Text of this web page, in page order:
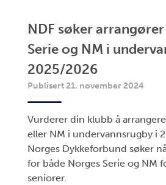
NDF søker
Serie og NM i
2025/2026
Publisert 21. november 2024
Vurderer din klubb å
eller NM i undervannsrugby i
Norges Dykkeforbund søker
for både Norges Serie og NM
seniorer.